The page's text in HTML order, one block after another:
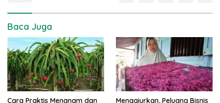
Baca Juga
Cara Praktis Menanam dan
Menggiurkan, Peluang Bisnis